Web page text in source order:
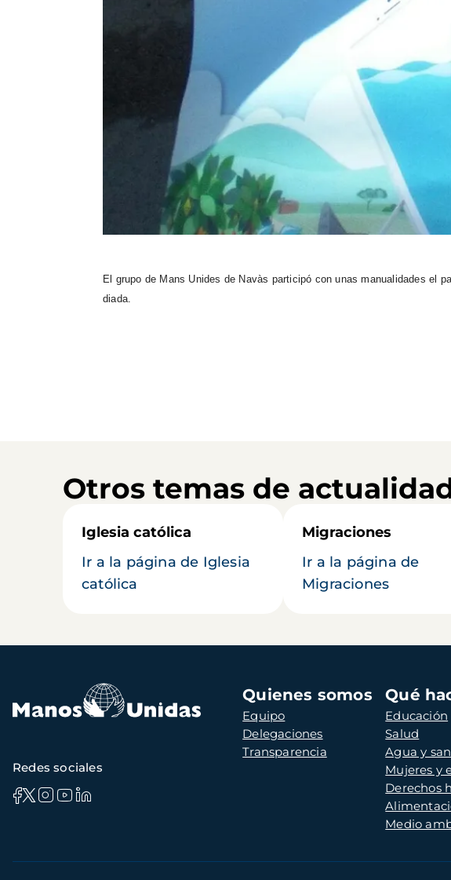
El grupo de Mans Unides de Navàs participó con unas manualidades el
diada.
Otros temas de
Iglesia católica
Ir a la página de Iglesia
católica
Migraciones
Ir a la página de
Migraciones
Navegación
principal
Quienes somos
Equipo
Delegaciones
Transparencia
Qué
Educación
Salud
Agua y
Mujeres y
Derechos
Medio
Redes sociales